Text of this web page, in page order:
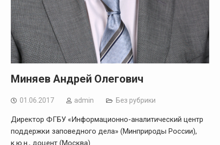
Миняев Андрей Олегович
01.06.2017 admin Без рубрики
Директор ФГБУ «Информационно-аналитический центр
поддержки заповедного дела» (Минприроды России),
к.ю.н., доцент (Москва)